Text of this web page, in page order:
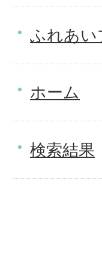
ふれあい
ホーム
検索結果